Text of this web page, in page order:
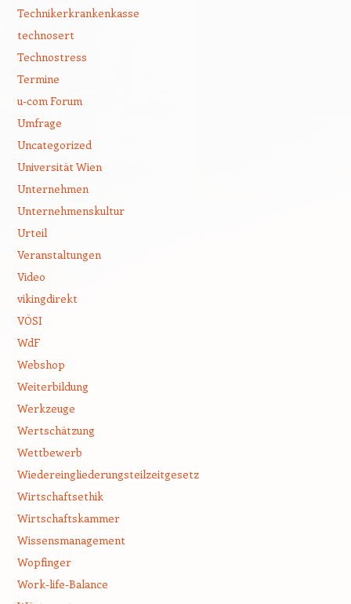
Technikerkrankenkasse
technosert
Technostress
Termine
u-com Forum
Umfrage
Uncategorized
Universität Wien
Unternehmen
Unternehmenskultur
Urteil
Veranstaltungen
Video
vikingdirekt
VÖSI
WdF
Webshop
Weiterbildung
Werkzeuge
Wertschätzung
Wettbewerb
Wiedereingliederungsteilzeitgesetz
Wirtschaftsethik
Wirtschaftskammer
Wissensmanagement
Wopfinger
Work-life-Balance